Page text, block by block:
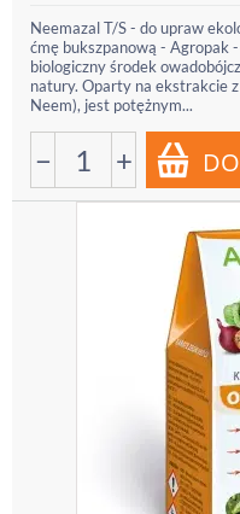
Neemazal T/S - do upraw
ćmę bukszpanową - Agropak
biologiczny środek
natury. Oparty na ekstrakcie
Neem), jest potężnym...
− +